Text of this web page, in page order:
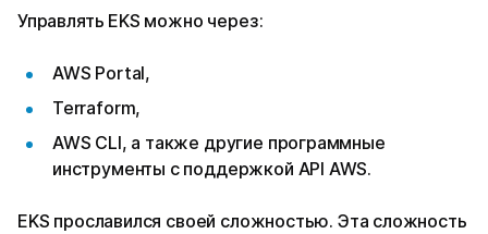
Управлять EKS можно через:
AWS Portal,
Terraform,
AWS CLI, а также другие программные
инструменты с поддержкой API AWS.
EKS прославился своей сложностью. Эта сложность